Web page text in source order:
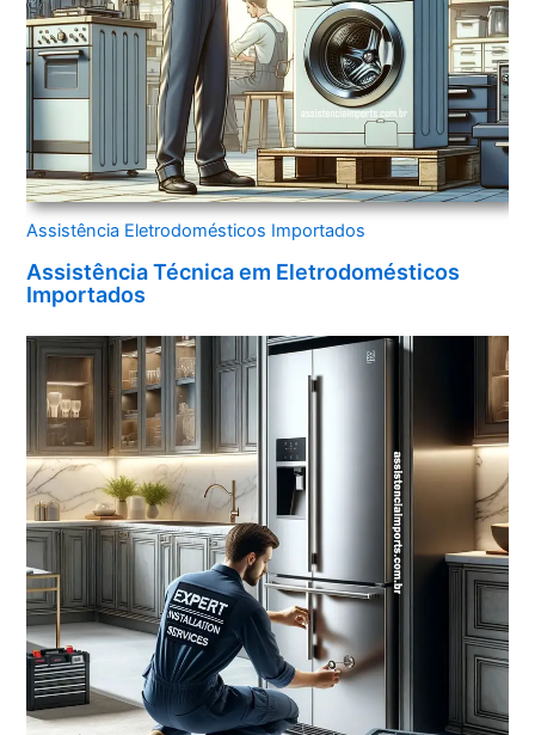
Assistência Eletrodomésticos Importados
Assistência Técnica em Eletrodomésticos
Importados